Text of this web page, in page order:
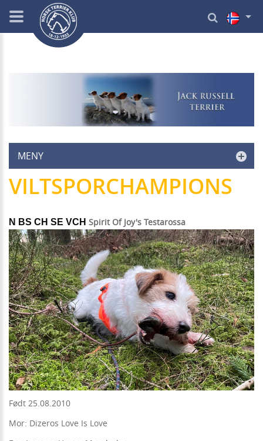
MENY
VILTSPORCHAMPIONS
N BS CH SE VCH Spirit Of Joy's Testarossa
Født 25.08.2010
Mor: Dizeros Love Is Love